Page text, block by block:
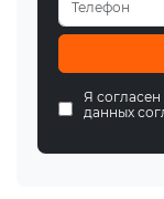
Я
данных